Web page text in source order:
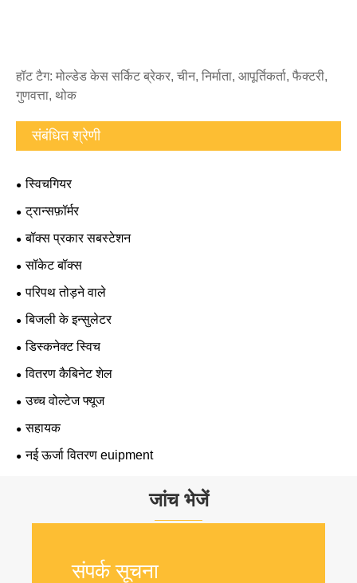
हॉट टैग: मोल्डेड केस सर्किट ब्रेकर, चीन, निर्माता, आपूर्तिकर्ता, फैक्टरी,
गुणवत्ता, थोक
संबंधित श्रेणी
स्विचगियर
ट्रान्सफ़ॉर्मर
बॉक्स प्रकार सबस्टेशन
सॉकेट बॉक्स
परिपथ तोड़ने वाले
बिजली के इन्सुलेटर
डिस्कनेक्ट स्विच
वितरण कैबिनेट शेल
उच्च वोल्टेज फ्यूज
सहायक
नई ऊर्जा वितरण euipment
जांच भेजें
संपर्क सूचना